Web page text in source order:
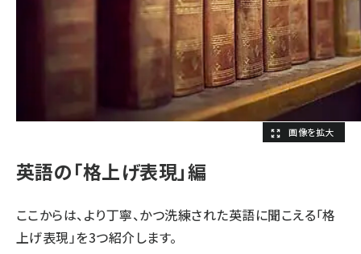
英語の「格上げ表現」編
ここからは、より丁寧、かつ洗練された英語に聞こえる「格
上げ表現」を3つ紹介します。